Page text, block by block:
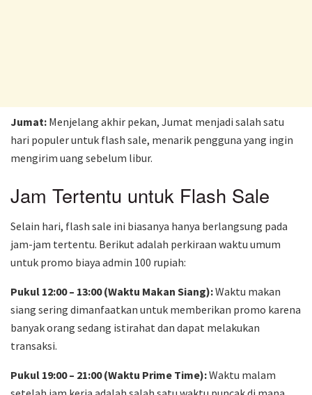
Jumat: Menjelang akhir pekan, Jumat menjadi salah satu
hari populer untuk flash sale, menarik pengguna yang ingin
mengirim uang sebelum libur.
Jam Tertentu untuk Flash Sale
Selain hari, flash sale ini biasanya hanya berlangsung pada
jam-jam tertentu. Berikut adalah perkiraan waktu umum
untuk promo biaya admin 100 rupiah:
Pukul 12:00 – 13:00 (Waktu Makan Siang):Waktu makan
siang sering dimanfaatkan untuk memberikan promo karena
banyak orang sedang istirahat dan dapat melakukan
transaksi.
Pukul 19:00 – 21:00 (Waktu Prime Time):Waktu malam